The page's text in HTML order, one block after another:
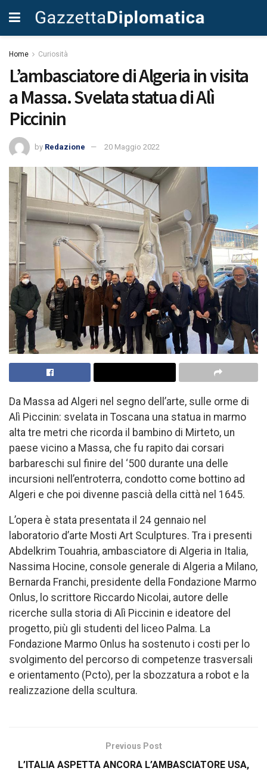
Home Curiosità
L’ambasciatore di Algeria in visita
a Massa. Svelata statua di Alì
Piccinin
by Redazione 20 Maggio 2022
Da Massa ad Algeri nel segno dell’arte, sulle orme di
Alì Piccinin: svelata in Toscana una statua in marmo
alta tre metri che ricorda il bambino di Mirteto, un
paese vicino a Massa, che fu rapito dai corsari
barbareschi sul finire del ‘500 durante una delle
incursioni nell’entroterra, condotto come bottino ad
Algeri e che poi divenne pascià della città nel 1645.
L’opera è stata presentata il 24 gennaio nel
laboratorio d’arte Mosti Art Sculptures. Tra i presenti
Abdelkrim Touahria, ambasciatore di Algeria in Italia,
Nassima Hocine, console generale di Algeria a Milano,
Bernarda Franchi, presidente della Fondazione Marmo
Onlus, lo scrittore Riccardo Nicolai, autore delle
ricerche sulla storia di Alì Piccinin e ideatore del
progetto, più gli studenti del liceo Palma. La
Fondazione Marmo Onlus ha sostenuto i costi per lo
svolgimento del percorso di competenze trasversali
e orientamento (Pcto), per la sbozzatura a robot e la
realizzazione della scultura.
Previous Post
L’ITALIA ASPETTA ANCORA L’AMBASCIATORE USA,